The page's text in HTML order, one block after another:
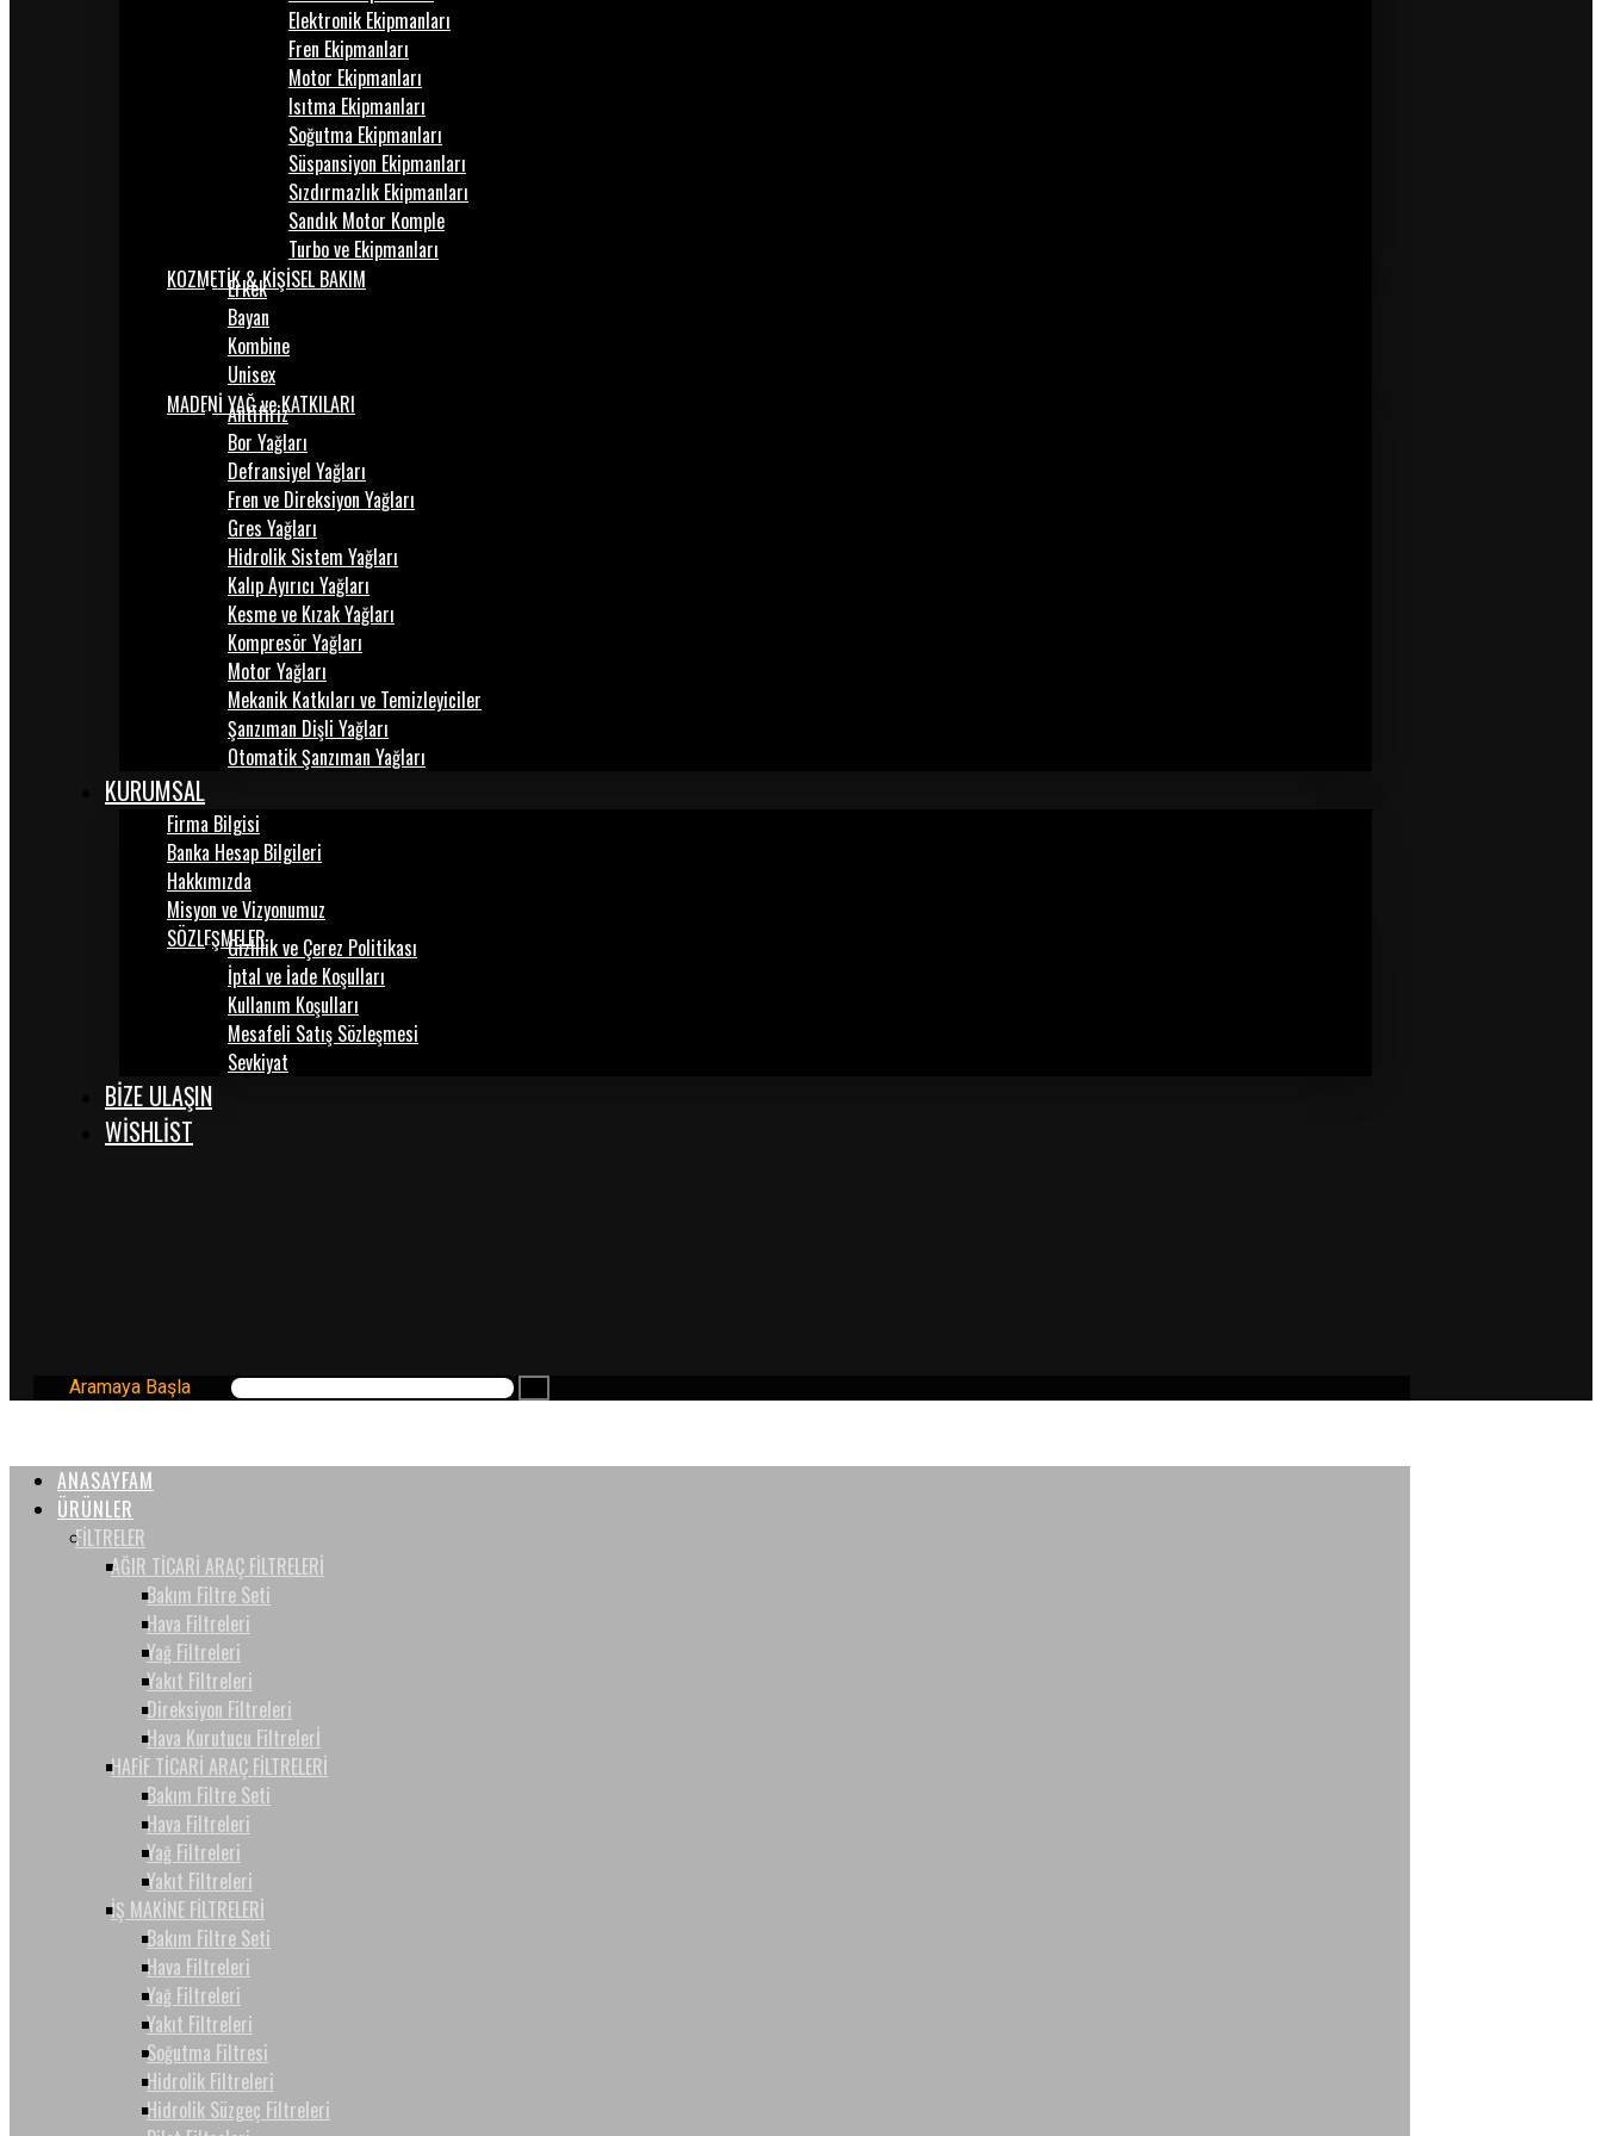
Elektronik Ekipmanları
Fren Ekipmanları
Motor Ekipmanları
Isıtma Ekipmanları
Soğutma Ekipmanları
Süspansiyon Ekipmanları
Sızdırmazlık Ekipmanları
Sandık Motor Komple
Turbo ve Ekipmanları
KOZMETİK & KİŞİSEL BAKIM
Erkek
Bayan
Kombine
Unisex
MADENİ YAĞ ve KATKILARI
Antifiriz
Bor Yağları
Defransiyel Yağları
Fren ve Direksiyon Yağları
Gres Yağları
Hidrolik Sistem Yağları
Kalıp Ayırıcı Yağları
Kesme ve Kızak Yağları
Kompresör Yağları
Motor Yağları
Mekanik Katkıları ve Temizleyiciler
Şanzıman Dişli Yağları
Otomatik Şanzıman Yağları
KURUMSAL
Firma Bilgisi
Banka Hesap Bilgileri
Hakkımızda
Misyon ve Vizyonumuz
SÖZLEŞMELERGizlilik ve Çerez Politikası
İptal ve İade Koşulları
Kullanım Koşulları
Mesafeli Satış Sözleşmesi
Sevkiyat
BİZE ULAŞIN
WISHLIST
Aramaya Başla
ANASAYFAM
ÜRÜNLER
FİLTRELER
AĞIR TİCARİ ARAÇ FİLTRELERİ
Bakım Filtre Seti
Hava Filtreleri
Yağ Filtreleri
Yakıt Filtreleri
Direksiyon Filtreleri
Hava Kurutucu Filtrelerİ
HAFİF TİCARİ ARAÇ FİLTRELERİ
Bakım Filtre Seti
Hava Filtreleri
Yağ Filtreleri
Yakıt Filtreleri
İŞ MAKİNE FİLTRELERİ
Bakım Filtre Seti
Hava Filtreleri
Yağ Filtreleri
Yakıt Filtreleri
Soğutma Filtresi
Hidrolik Filtreleri
Hidrolik Süzgeç Filtreleri